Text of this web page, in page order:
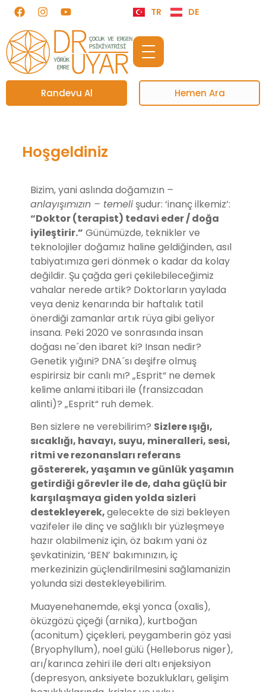
TR DE
Randevu Al Hemen Ara
Hoşgeldiniz
Bizim, yani aslında doğamızın –
anlayışımızın – temelişudur: ‘inanç ilkemiz’:
“Doktor (terapist) tedavi eder / doğa
iyileştirir.” Günümüzde, teknikler ve
teknolojiler doğamız haline geldiğinden, asıl
tabiyatımıza geri dönmek o kadar da kolay
değildir. Şu çağda geri çekilebileceğimiz
vahalar nerede artik? Doktorların yaylada
veya deniz kenarında bir haftalık tatil
önerdiği zamanlar artık rüya gibi geliyor
insana. Peki 2020 ve sonrasında insan
doğası ne´den ibaret ki? Insan nedir?
Genetik yığıni? DNA´sı deşifre olmuş
espirirsiz bir canlı mı? „Esprit“ ne demek
kelime anlami itibari ile (fransizcadan
alinti)? „Esprit“ ruh demek.
Ben sizlere ne verebilirim? Sizlere ışığı,
sıcaklığı, havayı, suyu, mineralleri, sesi,
ritmi ve rezonansları referans
göstererek, yaşamın ve günlük yaşamın
getirdiği görevler ile de, daha güçlü bir
karşılaşmaya giden yolda sizleri
destekleyerek,gelecekte de sizi bekleyen
vazifeler ile dinç ve sağlıklı bir yüzleşmeye
hazır olabilmeniz için, öz bakım yani öz
şevkatinizin, ‘BEN’ bakımınızın, iç
merkezinizin güçlendirilmesini sağlamanizin
yolunda sizi destekleyebilirim.
Muayenehanemde, ekşi yonca (oxalis),
öküzgözü çiçeği (arnika), kurtboğan
(aconitum) çiçekleri, peygamberin göz yasi
(Bryophyllum), noel gülü (Helleborus niger),
arı/karınca zehiri ile deri altı enjeksiyon
(depresyon, anksiyete bozuklukları, gelişim